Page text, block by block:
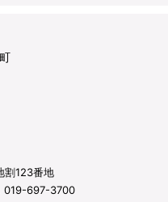
割123番地
019-697-3700